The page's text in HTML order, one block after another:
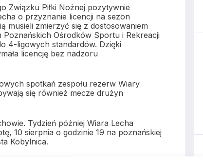
Związku Piłki Nożnej pozytywnie
o przyznanie licencji na sezon
musieli zmierzyć się z dostosowaniem
Poznańskich Ośrodków Sportu i Rekreacji
4-ligowych standardów. Dzięki
licencję bez nadzoru
spotkań zespołu rezerw Wiary
się również mecze drużyn
Tydzień później Wiara Lecha
10 sierpnia o godzinie 19 na poznańskiej
Kobylnica.